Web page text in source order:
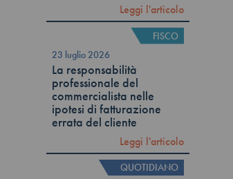
Leggi l'articolo
FISCO
23 luglio 2026
La responsabilità
professionale del
commercialista nelle
ipotesi di fatturazione
errata del cliente
Leggi l'articolo
QUOTIDIANO